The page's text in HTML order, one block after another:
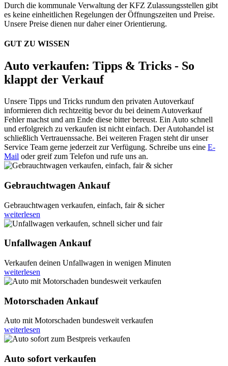
Durch die kommunale Verwaltung der KFZ Zulassungsstellen gibt
es keine einheitlichen Regelungen der Öffnungszeiten und Preise.
Unsere Preise dienen nur daher einer Orientierung.
GUT ZU WISSEN
Auto verkaufen: Tipps & Tricks - So
klappt der Verkauf
Unsere Tipps und Tricks rundum den privaten Autoverkauf
informieren dich rechtzeitig bevor du bei deinem Autoverkauf
Fehler machst und am Ende diese bitter bereust. Ein Auto schnell
und erfolgreich zu verkaufen ist nicht einfach. Der Autohandel ist
schließlich Vertrauenssache. Bei weiteren Fragen steht dir unser
Service Team gerne jederzeit zur Verfügung. Schreibe uns eine E-
Mail oder greif zum Telefon und rufe uns an.
Gebrauchtwagen Ankauf
Gebrauchtwagen verkaufen, einfach, fair & sicher
weiterlesen
Unfallwagen Ankauf
Verkaufen deinen Unfallwagen in wenigen Minuten
weiterlesen
Motorschaden Ankauf
Auto mit Motorschaden bundesweit verkaufen
weiterlesen
Auto sofort verkaufen